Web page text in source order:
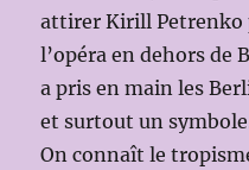
attirer Kirill Petrenko
l’opéra en dehors de
a pris en main les
et surtout un
On connaît le